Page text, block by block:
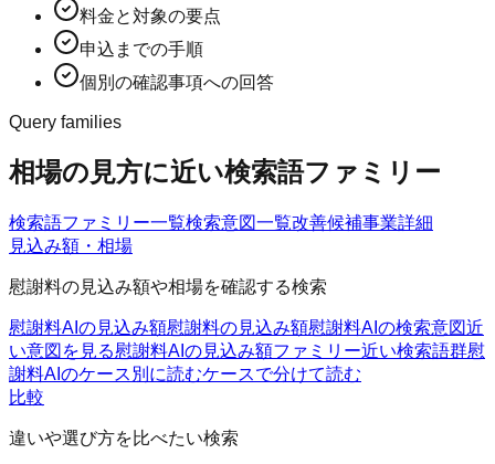
料金と対象の要点
申込までの手順
個別の確認事項への回答
Query families
相場の見方に近い検索語ファミリー
検索語ファミリー一覧検索意図一覧改善候補事業詳細
見込み額・相場
慰謝料の見込み額や相場を確認する検索
慰謝料AIの見込み額慰謝料の見込み額慰謝料AIの検索意図近
い意図を見る慰謝料AIの見込み額ファミリー近い検索語群慰
謝料AIのケース別に読むケースで分けて読む
比較
違いや選び方を比べたい検索